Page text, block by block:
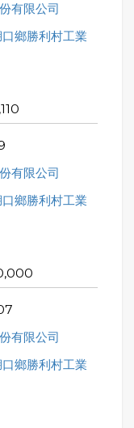
有限公司
鄉勝利村工業
有限公司
鄉勝利村工業
有限公司
鄉勝利村工業